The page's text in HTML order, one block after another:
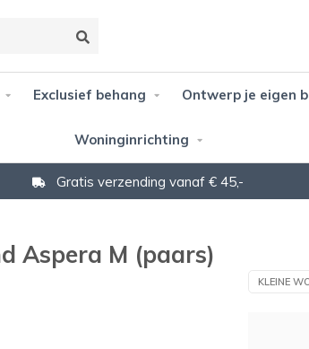
Exclusief behang Ontwerp je eigen
Woninginrichting
Gratis verzending vanaf € 45,-
Aspera M (paars)
KLEINE